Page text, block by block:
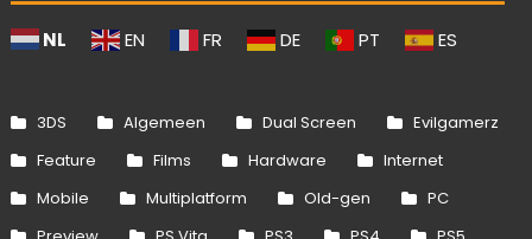
NL EN FR DE PT ES
3DS Algemeen Dual Screen
Evilgamerz
Feature
Films Hardware
Internet
Mobile
Multiplatform Old-gen
PC